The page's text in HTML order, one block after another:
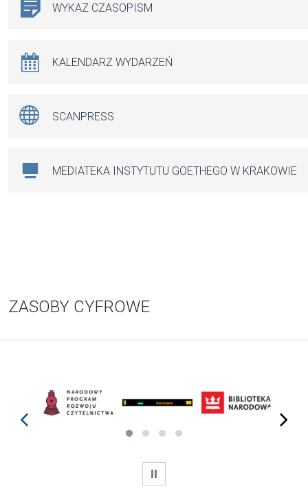
WYKAZ CZASOPISM
KALENDARZ WYDARZEŃ
SCANPRESS
MEDIATEKA INSTYTUTU GOETHEGO W KRAKOWIE
ZASOBY CYFROWE
prev next
WSTRZYMAJ